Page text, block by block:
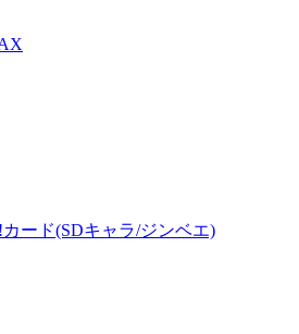
カード(SDキャラ/ジンベエ)